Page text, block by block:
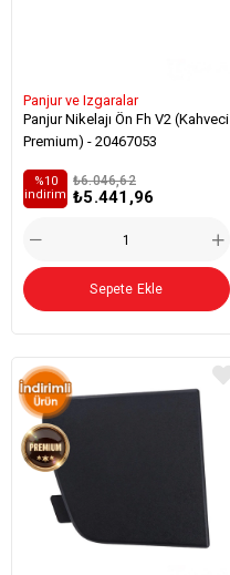
Panjur ve Izgaralar
Panjur Nikelajı Ön Fh V2 (Kahveci
Premium) - 20467053
₺5.441,96
₺6.046,62
%10
i̇ndirim
Sepete Ekle